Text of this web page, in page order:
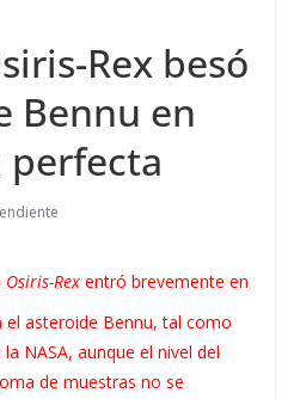
Rex besó
Bennu en
Osiris-Rex entró brevemente en
asteroide Bennu, tal como
NASA, aunque el nivel del
de muestras no se